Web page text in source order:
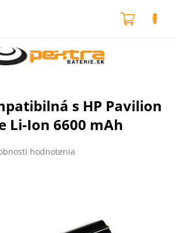
s HP Pavilion
Li-Ion 6600 mAh
hodnotenia